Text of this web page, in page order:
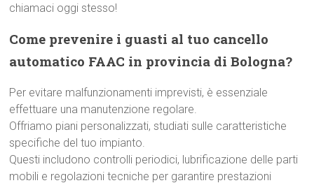
chiamaci oggi stesso!
Come prevenire i guasti al tuo cancello
automatico FAAC in provincia di Bologna?
Per evitare malfunzionamenti imprevisti, è essenziale
effettuare una manutenzione regolare.
Offriamo piani personalizzati, studiati sulle caratteristiche
specifiche del tuo impianto.
Questi includono controlli periodici, lubrificazione delle parti
mobili e regolazioni tecniche per garantire prestazioni